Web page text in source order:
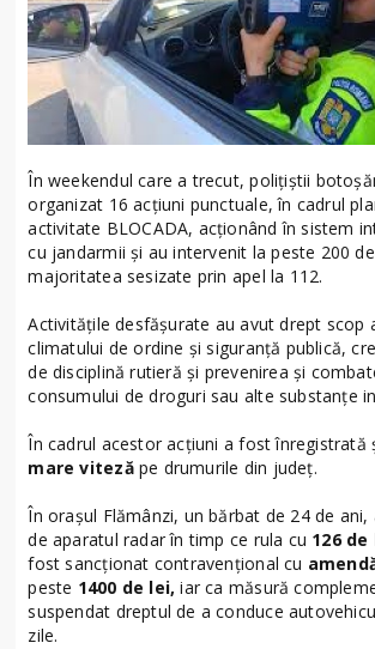
În weekendul care a trecut, polițiștii
organizat 16 acțiuni punctuale, în cadrul
activitate BLOCADA, acționând în sistem
cu jandarmii și au intervenit la peste 200
majoritatea sesizate prin apel la 112.
Activitățile desfășurate au avut drept scop
climatului de ordine și siguranță publică,
de disciplină rutieră și prevenirea și
consumului de droguri sau alte substanțe
În cadrul acestor acțiuni a fost înregistrată
mare vitezăpe drumurile din județ.
În orașul Flămânzi, un bărbat de 24 de
de aparatul radar în timp ce rula cu 126
fost sancționat contravențional cu
peste 1400 de lei, iar ca măsură
suspendat dreptul de a conduce
zile.